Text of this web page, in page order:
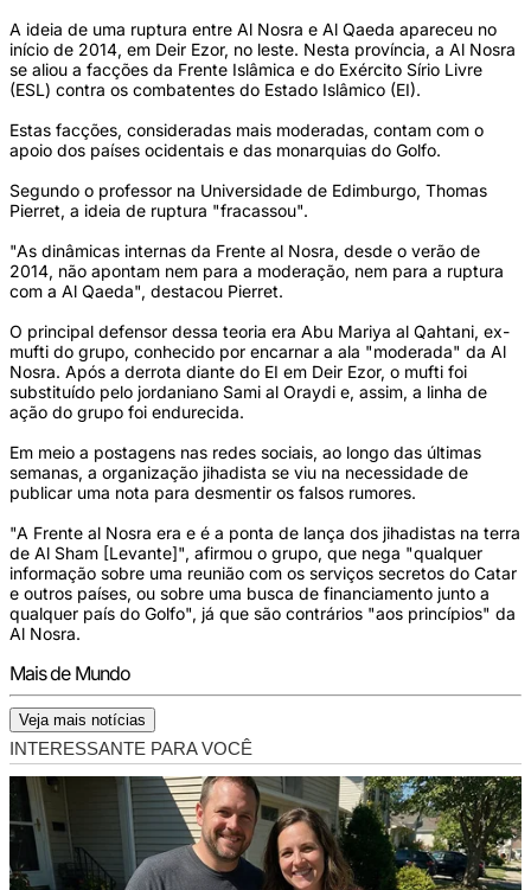
A ideia de uma ruptura entre Al Nosra e Al Qaeda apareceu no
início de 2014, em Deir Ezor, no leste. Nesta província, a Al Nosra
se aliou a facções da Frente Islâmica e do Exército Sírio Livre
(ESL) contra os combatentes do Estado Islâmico (EI).
Estas facções, consideradas mais moderadas, contam com o
apoio dos países ocidentais e das monarquias do Golfo.
Segundo o professor na Universidade de Edimburgo, Thomas
Pierret, a ideia de ruptura "fracassou".
"As dinâmicas internas da Frente al Nosra, desde o verão de
2014, não apontam nem para a moderação, nem para a ruptura
com a Al Qaeda", destacou Pierret.
O principal defensor dessa teoria era Abu Mariya al Qahtani, ex-
mufti do grupo, conhecido por encarnar a ala "moderada" da Al
Nosra. Após a derrota diante do EI em Deir Ezor, o mufti foi
substituído pelo jordaniano Sami al Oraydi e, assim, a linha de
ação do grupo foi endurecida.
Em meio a postagens nas redes sociais, ao longo das últimas
semanas, a organização jihadista se viu na necessidade de
publicar uma nota para desmentir os falsos rumores.
"A Frente al Nosra era e é a ponta de lança dos jihadistas na terra
de Al Sham [Levante]", afirmou o grupo, que nega "qualquer
informação sobre uma reunião com os serviços secretos do Catar
e outros países, ou sobre uma busca de financiamento junto a
qualquer país do Golfo", já que são contrários "aos princípios" da
Al Nosra.
Mais de Mundo
Veja mais notícias